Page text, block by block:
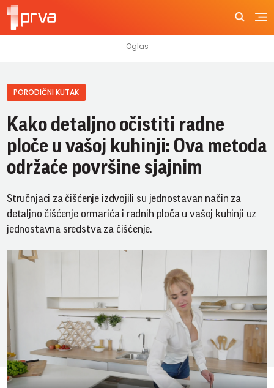
PORODIČNI KUTAK
Kako detaljno očistiti radne
ploče u vašoj kuhinji: Ova metoda
održaće površine sjajnim
Stručnjaci za čišćenje izdvojili su jednostavan način za
detaljno čišćenje ormarića i radnih ploča u vašoj kuhinji uz
jednostavna sredstva za čišćenje.